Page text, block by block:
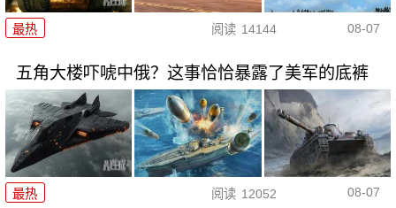
最热 阅读 14144 08-07
五角大楼吓唬中俄？这事恰恰暴露了美军的底裤
最热 阅读 12052 08-07